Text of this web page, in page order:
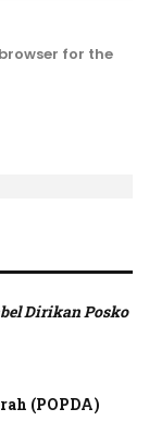
for the
Dirikan Posko
(POPDA)